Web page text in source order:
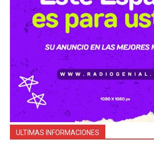
ULTIMAS INFORMACIONES